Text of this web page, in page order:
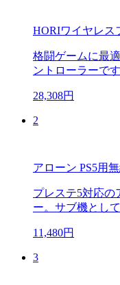
HORIワイヤレス
格闘ゲームに最
ントローラーです
28,308円
2
アローン PS5用
プレステ5対応の
ー。サブ機として
11,480円
3